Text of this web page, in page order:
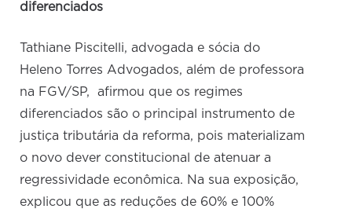
diferenciados
Tathiane Piscitelli, advogada e sócia do
Heleno Torres Advogados, além de professora
na FGV/SP, afirmou que os regimes
diferenciados são o principal instrumento de
justiça tributária da reforma, pois materializam
o novo dever constitucional de atenuar a
regressividade econômica. Na sua exposição,
explicou que as reduções de 60% e 100%